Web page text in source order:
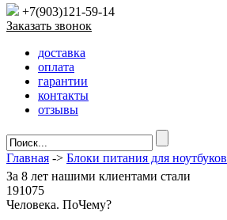
+7(903)121-59-14
Заказать звонок
доставка
оплата
гарантии
контакты
отзывы
Главная -> Блоки питания для ноутбуков
За 8 лет нашими клиентами стали
191075
Человека. ПоЧему?